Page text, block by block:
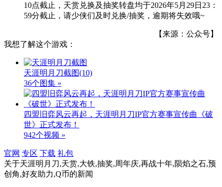
10点截止，天赏兑换及抽奖转盘均于2026年5月29日23：
59分截止，请少侠们及时兑换/抽奖，逾期将失效哦~
【来源：公众号】
我想了解这个游戏：
天涯明月刀截图(10)
36个图集 »
四盟旧弈风云再起，天涯明月刀IP官方赛事宣传曲《破
世》正式发布！
942个视频 »
官网 专区 下载 礼包
关于天涯明月刀,天赏,大铁,抽奖,周年庆,再战十年,陨焰之石,预
创角,好友助力,Q币的新闻